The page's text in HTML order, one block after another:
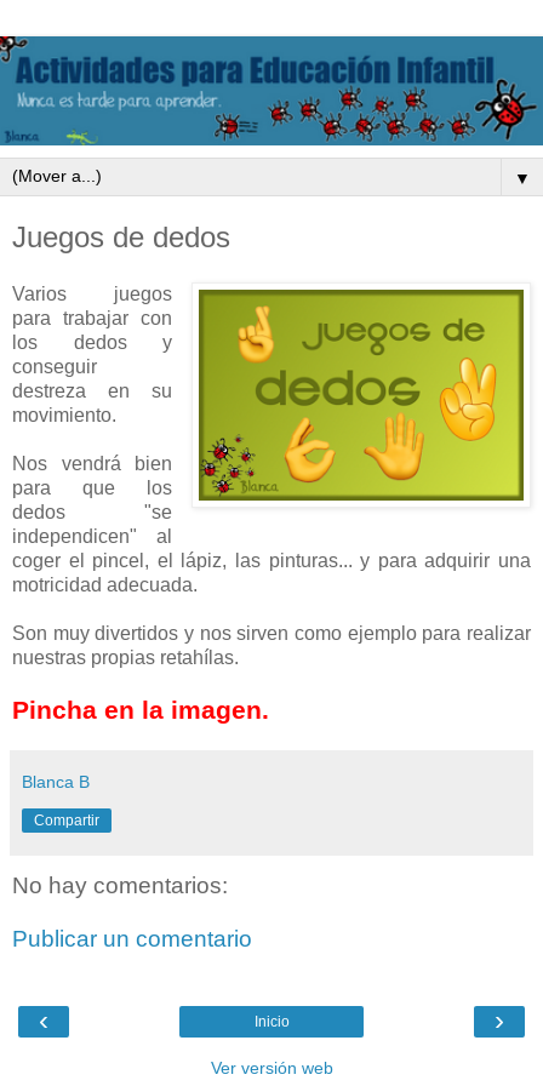
▼
Juegos de dedos
Varios juegos
para trabajar con
los dedos y
conseguir
destreza en su
movimiento.
Nos vendrá bien
para que los
dedos "se
independicen" al
coger el pincel, el lápiz, las pinturas... y para adquirir una
motricidad adecuada.
Son muy divertidos y nos sirven como ejemplo para realizar
nuestras propias retahílas.
Pincha en la imagen.
Blanca B
Compartir
No hay comentarios:
Publicar un comentario
‹ ›
Inicio
Ver versión web